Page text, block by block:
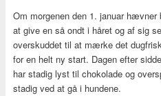
Om morgenen den 1. januar hævner
at give en så ondt i håret og af sig
overskuddet til at mærke det
for en helt ny start. Dagen efter
har stadig lyst til chokolade og
stadig ved at gå i hundene.